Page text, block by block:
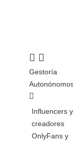
Gestoría
Influencers y
creadores
OnlyFans y